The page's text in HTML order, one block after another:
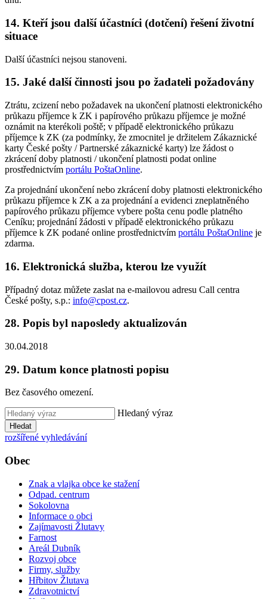
14. Kteří jsou další účastníci (dotčení) řešení životní
situace
Další účastníci nejsou stanoveni.
15. Jaké další činnosti jsou po žadateli požadovány
Ztrátu, zcizení nebo požadavek na ukončení platnosti elektronického
průkazu příjemce k ZK i papírového průkazu příjemce je možné
oznámit na kterékoli poště; v případě elektronického průkazu
příjemce k ZK (za podmínky, že zmocnitel je držitelem Zákaznické
karty České pošty / Partnerské zákaznické karty) lze žádost o
zkrácení doby platnosti / ukončení platnosti podat online
prostřednictvím portálu PoštaOnline.
Za projednání ukončení nebo zkrácení doby platnosti elektronického
průkazu příjemce k ZK a za projednání a evidenci zneplatněného
papírového průkazu příjemce vybere pošta cenu podle platného
Ceníku; projednání žádosti v případě elektronického průkazu
příjemce k ZK podané online prostřednictvím portálu PoštaOnline je
zdarma.
16. Elektronická služba, kterou lze využít
Případný dotaz můžete zaslat na e-mailovou adresu Call centra
České pošty, s.p.: info@cpost.cz.
28. Popis byl naposledy aktualizován
30.04.2018
29. Datum konce platnosti popisu
Bez časového omezení.
Hledaný výraz
Hledat
rozšířené vyhledávání
Obec
Znak a vlajka obce ke stažení
Odpad. centrum
Sokolovna
Informace o obci
Zajímavosti Žlutavy
Farnost
Areál Dubník
Rozvoj obce
Firmy, služby
Hřbitov Žlutava
Zdravotnictví